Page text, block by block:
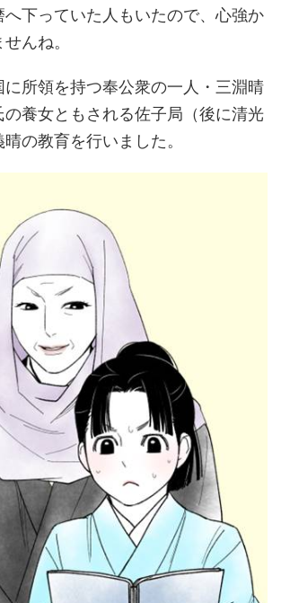
下っていた人もいたので、心強か
んね。
所領を持つ奉公衆の一人・三淵晴
の養女ともされる佐子局（後に清光
の教育を行いました。